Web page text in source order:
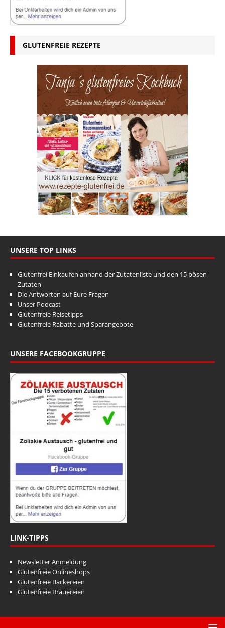
GLUTENFREIE REZEPTE
UNSERE TOP LINKS
Glutenfrei Einkaufen anhand der Zutatenliste und den 15 bösen
Zutaten
Die Antworten auf Eure Fragen
Unser Podcast
Glutenfreie Reisetipps
Glutenfreie Rabatte und Sparangebote
UNSERE FACEBOOKGRUPPE
LINK-TIPPS
Newsletter Anmeldung
Glutenfreie Onlineshops
Glutenfreie Bäckereien
Glutenfreie Brauereien